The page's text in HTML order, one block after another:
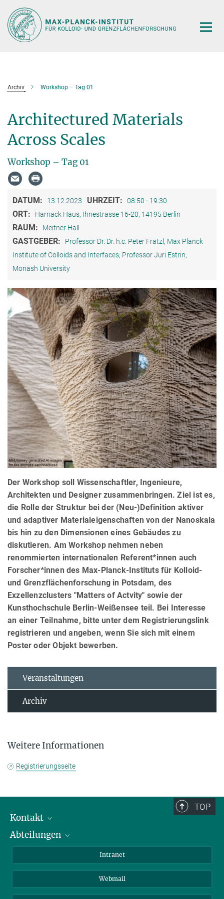
Hauptinhalt
Archiv Workshop – Tag 01
Architectured Materials
Across Scales
Workshop – Tag 01
DATUM: 13.12.2023 UHRZEIT: 08:50 - 19:30
ORT: Harnack Haus, Ihnestrasse 16-20, 14195 Berlin
RAUM: Meitner Hall
GASTGEBER:
Professor Dr. Dr. h.c. Peter Fratzl, Max Planck
Institute of Colloids and Interfaces; Professor Juri Estrin,
Monash University
Der Workshop soll Wissenschaftler, Ingenieure,
Architekten und Designer zusammenbringen. Ziel ist es,
die Rolle der Struktur bei der (Neu-)Definition aktiver
und adaptiver Materialeigenschaften von der Nanoskala
bis hin zu den Dimensionen eines Gebäudes zu
diskutieren. Am Workshop nehmen neben
renommierten internationalen Referent*innen auch
Forscher*innen des Max-Planck-Instituts für Kolloid-
und Grenzflächenforschung in Potsdam, des
Exzellenzclusters "Matters of Actvity" sowie der
Kunsthochschule Berlin-Weißensee teil. Bei Interesse
an einer Teilnahme, bitte unter dem Registrierungslink
registrieren und angeben, wenn Sie sich mit einem
Poster oder Objekt bewerben.
Veranstaltungen
Archiv
Weitere Informationen
Registrierungsseite
TOP
Kontakt
Mitarbeiterverzeichnis
Abteilungen
Biomolekulare Systeme
Kolloidchemie
Intranet
Webmail